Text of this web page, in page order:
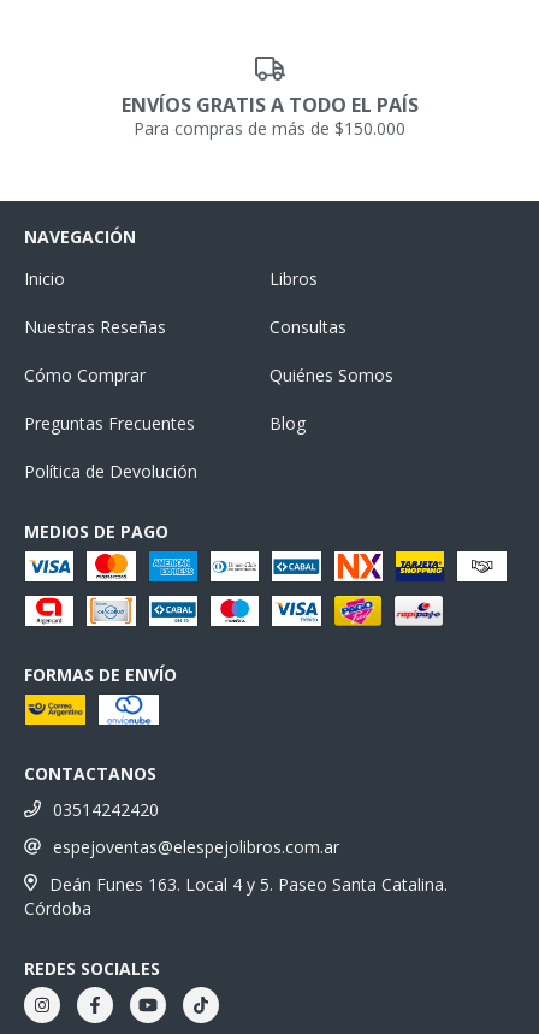
ENVÍOS GRATIS A TODO EL PAÍS
Para compras de más de $150.000
NAVEGACIÓN
Inicio
Libros
Nuestras Reseñas Consultas
Cómo Comprar Quiénes Somos
Preguntas Frecuentes Blog
Política de Devolución
MEDIOS DE PAGO
FORMAS DE ENVÍO
CONTACTANOS
03514242420
espejoventas@elespejolibros.com.ar
Deán Funes 163. Local 4 y 5. Paseo Santa Catalina.
Córdoba
REDES SOCIALES